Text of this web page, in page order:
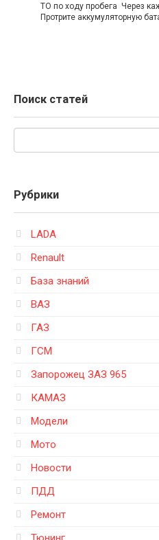
ТО по ходу пробега Через
Протрите аккумуляторную
Поиск статей
Рубрики
LADA
Renault
База знаний
ВАЗ
ГАЗ
ГСМ
Запорожец ЗАЗ 965
КАМАЗ
Модели
Мото
Новости
ПДД
Ремонт